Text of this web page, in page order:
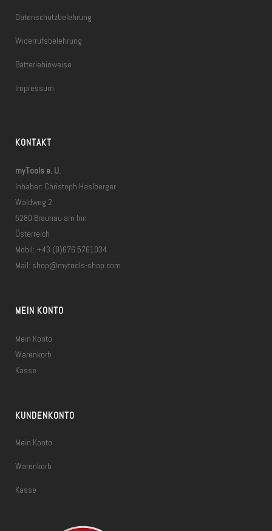
Datenschutzbelehrung
Widerrufsbelehrung
Batteriehinweise
Impressum
KONTAKT
myTools e. U.
Inhaber: Christoph Haslberger
Waldweg 2
5280 Braunau am Inn
Österreich
Mobil: +43 (0)676 5761034
Mail: shop@mytools-shop.com
MEIN KONTO
Mein Konto
Warenkorb
Kasse
KUNDENKONTO
Mein Konto
Warenkorb
Kasse